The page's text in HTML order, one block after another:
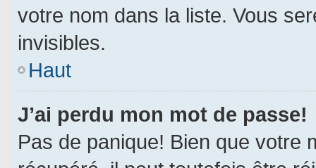
votre nom dans la liste. Vous
invisibles.
Haut
J’ai perdu mon mot de passe!
Pas de panique! Bien que votre